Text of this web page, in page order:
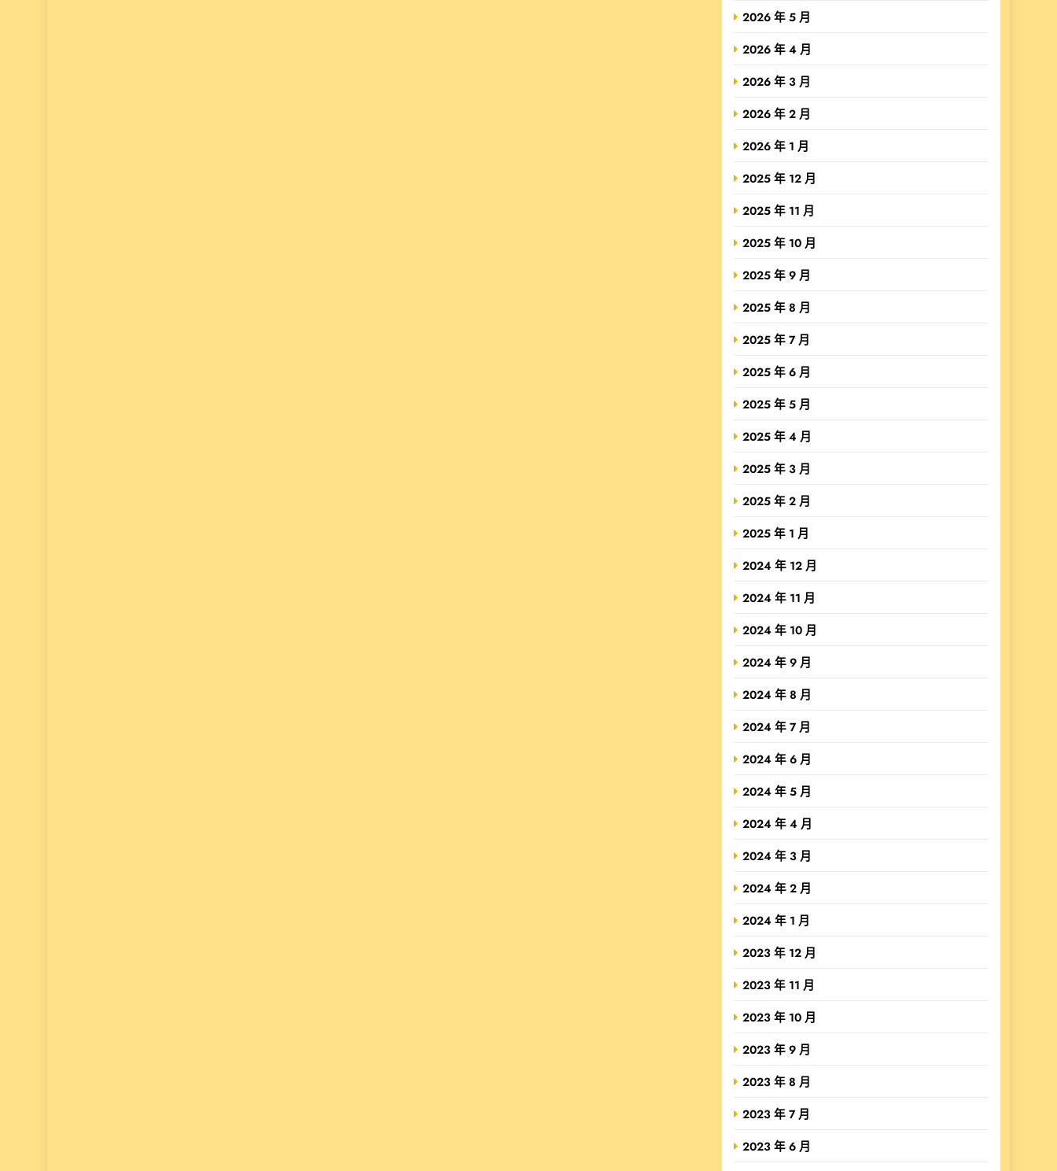
2026 年 5 月
2026 年 4 月
2026 年 3 月
2026 年 2 月
2026 年 1 月
2025 年 12 月
2025 年 11 月
2025 年 10 月
2025 年 9 月
2025 年 8 月
2025 年 7 月
2025 年 6 月
2025 年 5 月
2025 年 4 月
2025 年 3 月
2025 年 2 月
2025 年 1 月
2024 年 12 月
2024 年 11 月
2024 年 10 月
2024 年 9 月
2024 年 8 月
2024 年 7 月
2024 年 6 月
2024 年 5 月
2024 年 4 月
2024 年 3 月
2024 年 2 月
2024 年 1 月
2023 年 12 月
2023 年 11 月
2023 年 10 月
2023 年 9 月
2023 年 8 月
2023 年 7 月
2023 年 6 月